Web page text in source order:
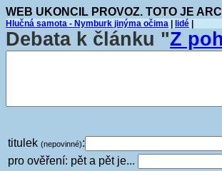
WEB UKONCIL PROVOZ. TOTO JE
Hlučná samota - Nymburk jinýma očima lidé
Debata k článku "Z
titulek (nepovinné):
pro ověření: pět a pět je...